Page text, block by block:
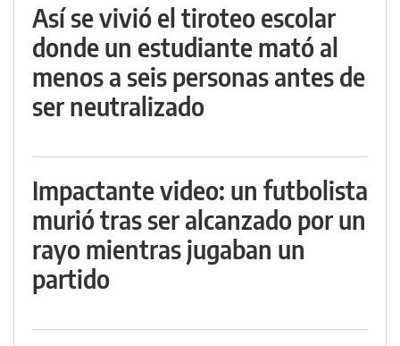
Así se vivió el tiroteo escolar
donde un estudiante mató al
menos a seis personas antes de
ser neutralizado
Impactante video: un futbolista
murió tras ser alcanzado por un
rayo mientras jugaban un
partido